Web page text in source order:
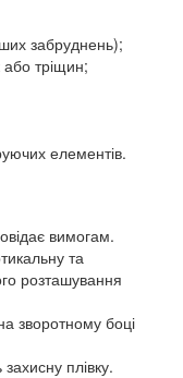
забруднень);
або тріщин;
елементів.
вимогам.
та
розташування
зворотному боці
плівку.